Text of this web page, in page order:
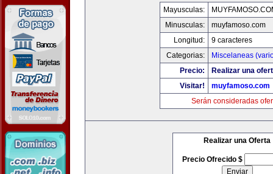
Mayusculas:
Minusculas:
muyfamoso.com
Longitud:
9 caracteres
Categorias:
Miscelaneas
Precio:
Realizar una
Visitar!
muyfamoso.com
Serán consideradas
Realizar una Oferta
Precio Ofrecido $